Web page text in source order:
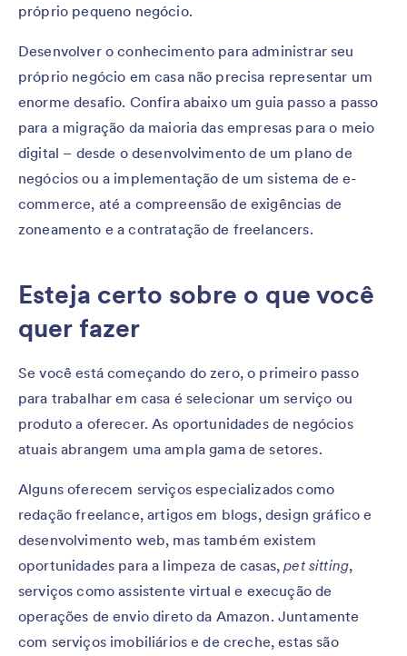
próprio pequeno negócio.
Desenvolver o conhecimento para administrar seu
próprio negócio em casa não precisa representar um
enorme desafio. Confira abaixo um guia passo a passo
para a migração da maioria das empresas para o meio
digital – desde o desenvolvimento de um plano de
negócios ou a implementação de um sistema de e-
commerce, até a compreensão de exigências de
zoneamento e a contratação de freelancers.
Esteja certo sobre o que você
quer fazer
Se você está começando do zero, o primeiro passo
para trabalhar em casa é selecionar um serviço ou
produto a oferecer. As oportunidades de negócios
atuais abrangem uma ampla gama de setores.
Alguns oferecem serviços especializados como
redação freelance, artigos em blogs, design gráfico e
desenvolvimento web, mas também existem
oportunidades para a limpeza de casas,pet sitting,
serviços como assistente virtual e execução de
operações de envio direto da Amazon. Juntamente
com serviços imobiliários e de creche, estas são